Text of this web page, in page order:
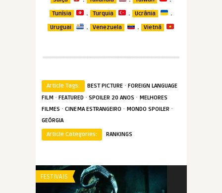
Tunísia . Turquia . Ucrânia .
Uruguai . Venezuela . Vietnã
Article Tags: BEST PICTURE · FOREIGN LANGUAGE
FILM · FEATURED · SPOILER 20 ANOS · MELHORES
FILMES · CINEMA ESTRANGEIRO · MONDO SPOILER ·
GEÓRGIA
Article Categories:
RANKINGS
FESTIVAIS